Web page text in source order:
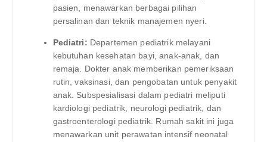
pasien, menawarkan berbagai pilihan
persalinan dan teknik manajemen nyeri.
Pediatri: Departemen pediatrik melayani
kebutuhan kesehatan bayi, anak-anak, dan
remaja. Dokter anak memberikan pemeriksaan
rutin, vaksinasi, dan pengobatan untuk penyakit
anak. Subspesialisasi dalam pediatri meliputi
kardiologi pediatrik, neurologi pediatrik, dan
gastroenterologi pediatrik. Rumah sakit ini juga
menawarkan unit perawatan intensif neonatal